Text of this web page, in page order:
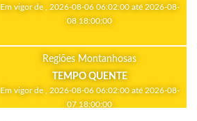
Em vigor de , 2026-08-06 06:02:00 até 2026-08-
08 18:00:00
Regiões Montanhosas
TEMPO QUENTE
Em vigor de , 2026-08-06 06:02:00 até 2026-08-
07 18:00:00